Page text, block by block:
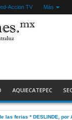
Accion TV Más
AQUIECATEPEC
detiene a 2 y recuperan auto